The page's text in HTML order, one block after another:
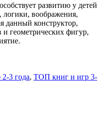
развитию у детей
воображения,
данный конструктор,
и геометрических фигур,
3 года, ТОП книг и игр 3-